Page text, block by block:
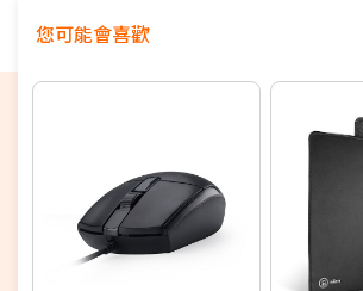
您可能會喜歡